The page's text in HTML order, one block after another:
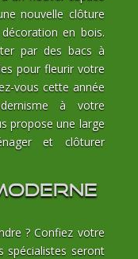
nouvelle clôture
en bois.
par des bacs à
pour fleurir votre
vous cette année
à votre
propose une large
et clôturer
? Confiez votre
spécialistes seront